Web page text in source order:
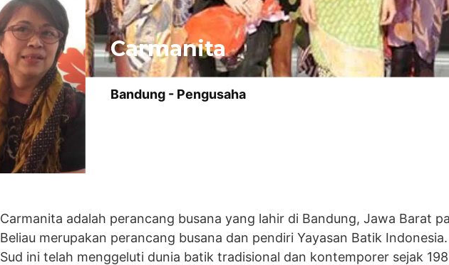
Carmanita
Bandung - Pengusaha
Carmanita adalah perancang busana yang lahir di Bandung, Jawa Barat
Beliau merupakan perancang busana dan pendiri Yayasan Batik
Sud ini telah menggeluti dunia batik tradisional dan kontemporer sejak